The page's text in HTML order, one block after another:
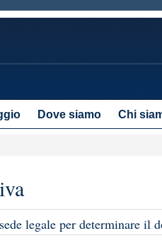
Dove siamo Chi
legale per determinare il